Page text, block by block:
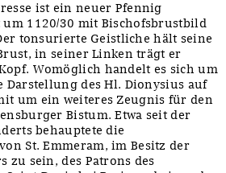
ist ein neuer Pfennig
um 1120/30 mit Bischofsbrustbild
tonsurierte Geistliche hält seine
in seiner Linken trägt er
Womöglich handelt es sich um
Darstellung des Hl. Dionysius auf
um ein weiteres Zeugnis für den
Bistum. Etwa seit der
behauptete die
St. Emmeram, im Besitz der
zu sein, des Patrons des